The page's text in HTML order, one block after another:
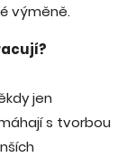
výměně.
jen
s tvorbou